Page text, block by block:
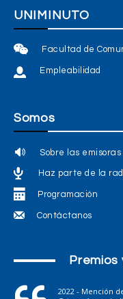
UNIMINUTO
Facultad de
Empleabilidad
Somos
Sobre las emisoras
Haz parte de la
Programación
Contáctanos
Premios
2022 - Mención